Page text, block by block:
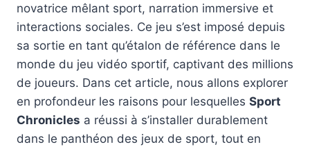
novatrice mêlant sport, narration immersive et
interactions sociales. Ce jeu s’est imposé depuis
sa sortie en tant qu’étalon de référence dans le
monde du jeu vidéo sportif, captivant des millions
de joueurs. Dans cet article, nous allons explorer
en profondeur les raisons pour lesquelles Sport
Chronicles a réussi à s’installer durablement
dans le panthéon des jeux de sport, tout en